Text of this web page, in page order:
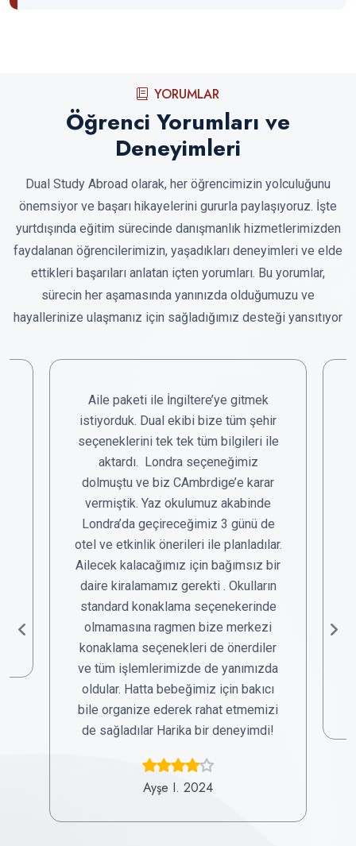
YORUMLAR
Öğrenci Yorumları ve
Deneyimleri
Dual Study Abroad olarak, her öğrencimizin yolculuğunu
önemsiyor ve başarı hikayelerini gururla paylaşıyoruz. İşte
yurtdışında eğitim sürecinde danışmanlık hizmetlerimizden
faydalanan öğrencilerimizin, yaşadıkları deneyimleri ve elde
ettikleri başarıları anlatan içten yorumları. Bu yorumlar,
sürecin her aşamasında yanınızda olduğumuzu ve
hayallerinize ulaşmanız için sağladığımız desteği yansıtıyor
Aile paketi ile İngiltere’ye gitmek
istiyorduk. Dual ekibi bize tüm şehir
seçeneklerini tek tek tüm bilgileri ile
aktardı. Londra seçeneğimiz
dolmuştu ve biz CAmbrdige’e karar
vermiştik. Yaz okulumuz akabinde
Londra’da geçireceğimiz 3 günü de
otel ve etkinlik önerileri ile planladılar.
Ailecek kalacağımız için bağımsız bir
daire kiralamamız gerekti . Okulların
standard konaklama seçenekerinde
olmamasına ragmen bize merkezi
konaklama seçenekleri de önerdiler
ve tüm işlemlerimizde de yanımızda
oldular. Hatta bebeğimiz için bakıcı
bile organize ederek rahat etmemizi
de sağladılar Harika bir deneyimdi!
Ayşe I. 2024